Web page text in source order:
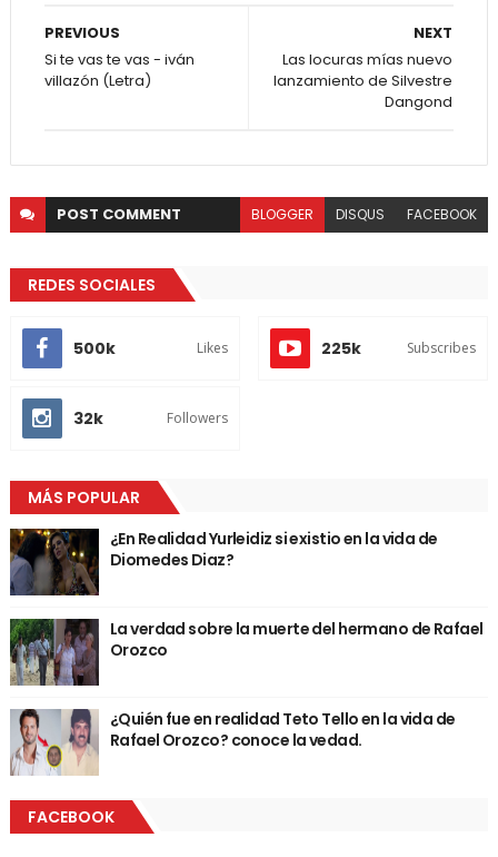
NEXT
Las locuras mías nuevo
lanzamiento de Silvestre
Dangond
PREVIOUS
Si te vas te vas - iván
villazón (Letra)
POST COMMENT BLOGGER DISQUS FACEBOOK
REDES SOCIALES
500k Likes 225k Subscribes
32k Followers
MÁS POPULAR
¿En Realidad Yurleidiz si existio en la vida de
Diomedes Diaz?
La verdad sobre la muerte del hermano de Rafael
Orozco
¿Quién fue en realidad Teto Tello en la vida de
Rafael Orozco? conoce la vedad.
FACEBOOK